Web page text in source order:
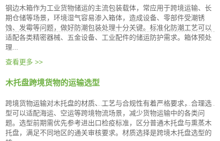
钢边木箱作为工业货物储运的主流包装载体，常应用于跨境运输、长
期仓储等场景，环境湿气容易渗入箱体，造成设备、零部件受潮锈
蚀、发霉等问题，做好防潮包装处理十分关键。标准化防潮工艺可以
适配各类精密器械、五金设备、工业配件的储运防护需求。箱体预处
理...
查看更多 >>
木托盘跨境货物的运输选型
跨境货物运输对木托盘的材质、工艺与合规性有着严格要求，合理选
型可以适配海运、空运等跨境物流场景，减少货物运输中的各类问
题。选型前期需优先参考进出口检疫标准，区分普通木托盘与熏蒸木
托盘，满足不同地区的通关审核要求。材质选择是跨境木托盘选型的